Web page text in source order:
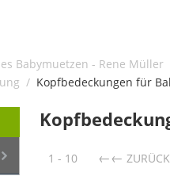
Babymuetzen - Rene Müller
/ Kopfbedeckungen für
1 - 10 ← ZURÜCK